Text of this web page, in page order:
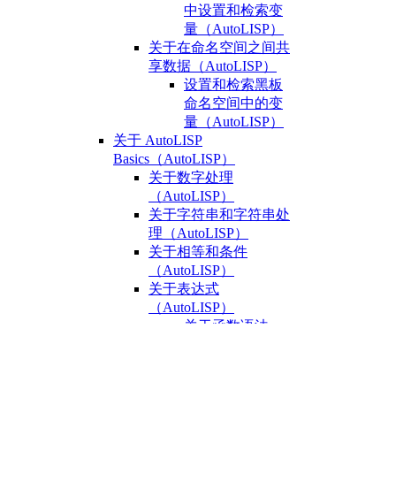
中设置和检索变
量（AutoLISP）
关于在命名空间之间共
享数据（AutoLISP）
设置和检索黑板
命名空间中的变
量（AutoLISP）
关于 AutoLISP
Basics（AutoLISP）
关于数字处理
（AutoLISP）
关于字符串和字符串处
理（AutoLISP）
关于相等和条件
（AutoLISP）
关于表达式
（AutoLISP）
关于函数语法